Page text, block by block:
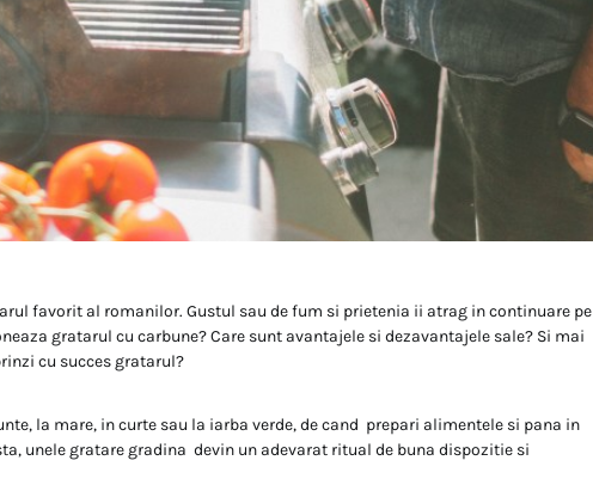
favorit al romanilor. Gustul sau de fum si prietenia ii atrag in continuare pe
gratarul cu carbune? Care sunt avantajele si dezavantajele sale? Si mai
cu succes gratarul?
la mare, in curte sau la iarba verde, de cand prepari alimentele si pana in
unele gratare gradina devin un adevarat ritual de buna dispozitie si